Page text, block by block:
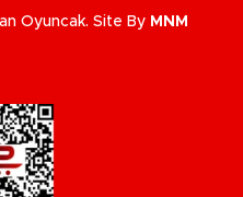
Oyuncak. Site By MNM